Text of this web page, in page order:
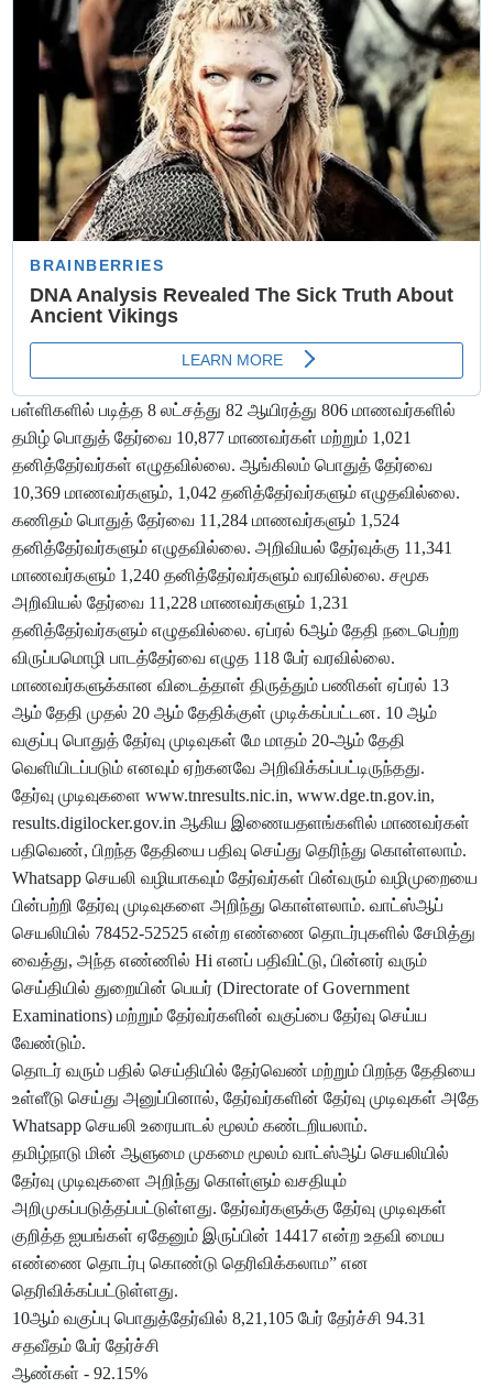
பள்ளிகளில் படித்த 8 லட்சத்து 82 ஆயிரத்து 806 மாணவர்களில்
தமிழ் பொதுத் தேர்வை 10,877 மாணவர்கள் மற்றும் 1,021
தனித்தேர்வர்கள் எழுதவில்லை. ஆங்கிலம் பொதுத் தேர்வை
10,369 மாணவர்களும், 1,042 தனித்தேர்வர்களும் எழுதவில்லை.
கணிதம் பொதுத் தேர்வை 11,284 மாணவர்களும் 1,524
தனித்தேர்வர்களும் எழுதவில்லை. அறிவியல் தேர்வுக்கு 11,341
மாணவர்களும் 1,240 தனித்தேர்வர்களும் வரவில்லை. சமூக
அறிவியல் தேர்வை 11,228 மாணவர்களும் 1,231
தனித்தேர்வர்களும் எழுதவில்லை. ஏப்ரல் 6ஆம் தேதி நடைபெற்ற
விருப்பமாெழி பாடத்தேர்வை எழுத 118 பேர் வரவில்லை.
மாணவர்களுக்கான விடைத்தாள் திருத்தும் பணிகள் ஏப்ரல் 13
ஆம் தேதி முதல் 20 ஆம் தேதிக்குள் முடிக்கப்பட்டன. 10 ஆம்
வகுப்பு பொதுத் தேர்வு முடிவுகள் மே மாதம் 20-ஆம் தேதி
வெளியிடப்படும் எனவும் ஏற்கனவே அறிவிக்கப்பட்டிருந்தது.
தேர்வு முடிவுகளை www.tnresults.nic.in, www.dge.tn.gov.in,
results.digilocker.gov.in ஆகிய இணையதளங்களில் மாணவர்கள்
பதிவெண், பிறந்த தேதியை பதிவு செய்து தெரிந்து கொள்ளலாம்.
Whatsapp செயலி வழியாகவும் தேர்வர்கள் பின்வரும் வழிமுறையை
பின்பற்றி தேர்வு முடிவுகளை அறிந்து கொள்ளலாம். வாட்ஸ்ஆப்
செயலியில் 78452-52525 என்ற எண்ணை தொடர்புகளில் சேமித்து
வைத்து, அந்த எண்ணில் Hi எனப் பதிவிட்டு, பின்னர் வரும்
செய்தியில் துறையின் பெயர் (Directorate of Government
Examinations) மற்றும் தேர்வர்களின் வகுப்பை தேர்வு செய்ய
வேண்டும்.
தொடர் வரும் பதில் செய்தியில் தேர்வெண் மற்றும் பிறந்த தேதியை
உள்ளீடு செய்து அனுப்பினால், தேர்வர்களின் தேர்வு முடிவுகள் அதே
Whatsapp செயலி உரையாடல் மூலம் கண்டறியலாம்.
தமிழ்நாடு மின் ஆளுமை முகமை மூலம் வாட்ஸ்ஆப் செயலியில்
தேர்வு முடிவுகளை அறிந்து கொள்ளும் வசதியும்
அறிமுகப்படுத்தப்பட்டுள்ளது. தேர்வர்களுக்கு தேர்வு முடிவுகள்
குறித்த ஐயங்கள் ஏதேனும் இருப்பின் 14417 என்ற உதவி மைய
எண்ணை தொடர்பு கொண்டு தெரிவிக்கலாம” என
தெரிவிக்கப்பட்டுள்ளது.
10ஆம் வகுப்பு பொதுத்தேர்வில் 8,21,105 பேர் தேர்ச்சி 94.31
சதவீதம் பேர் தேர்ச்சி
ஆண்கள் - 92.15%